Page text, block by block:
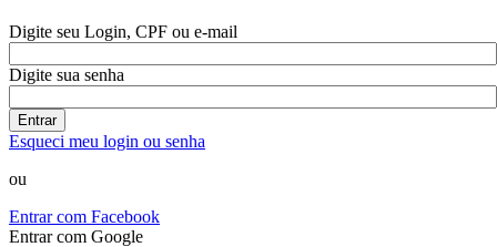
Digite seu Login, CPF ou e-mail
Digite sua senha
Entrar
Esqueci meu login ou senha
ou
Entrar com Facebook
Entrar com Google